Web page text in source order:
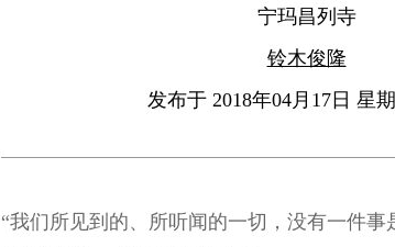
宁玛昌列寺
铃木俊隆
发布于 2018年04月17日 星
“我们所见到的、所听闻的一切，没有一件